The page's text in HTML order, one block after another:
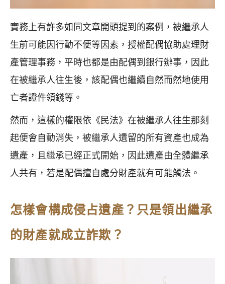
實務上有許多如同文章開頭提到的案例，被繼承人
生前可能因行動不便等因素，授權配偶協助處理財
產管理事務，平時也都是由配偶到銀行辦事，因此
在被繼承人往生後，該配偶也繼續自然而然地使用
亡者證件領錢等。
然而，這樣的權限依《民法》在被繼承人往生那刻
起便會自動消失，被繼承人遺留的所有資產也成為
遺產，且繼承已經正式開始，因此遺產由全體繼承
人共有，若是配偶擅自處分財產就有可能觸法。
怎樣會構成侵占遺產？只是領出繼承
的財產就成立詐欺？